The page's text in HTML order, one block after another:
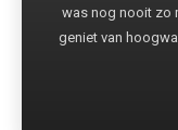
was nog nooit zo
geniet van